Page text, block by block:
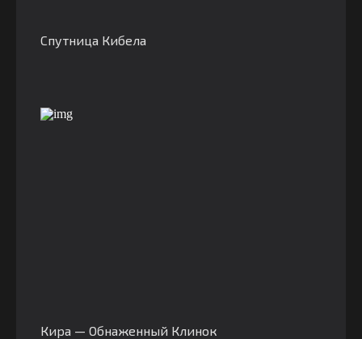
Спутница Кибела
Кира — Обнаженный Клинок